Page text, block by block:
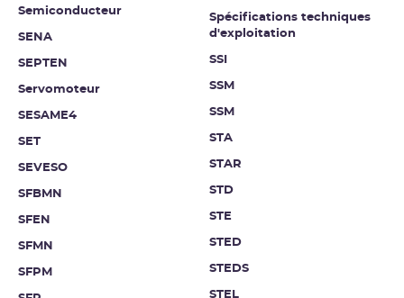
Semiconducteur
SENA
SEPTEN
Servomoteur
SESAME4
SET
SEVESO
SFBMN
SFEN
SFMN
SFPM
Spécifications techniques
d'exploitation
SSI
SSM
SSM
STA
STAR
STD
STE
STED
STEDS
STEL